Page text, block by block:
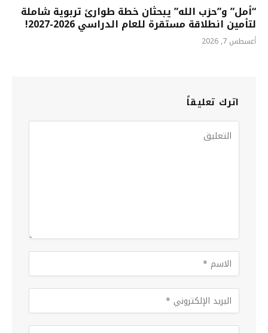
“أمل” و”حزب الله” يبحثان خطة طوارئ تربوية شاملة
لتأمين انطلاقة مستقرة للعام الدراسي 2026-2027!
أغسطس 7, 2026
اترك تعليقاً